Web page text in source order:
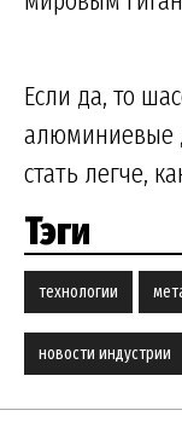
Если да, то
алюминиевые
стать легче,
Тэги
технологии
новости индустрии